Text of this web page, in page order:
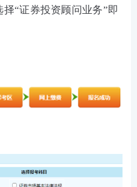
“证券投资顾问业务”即